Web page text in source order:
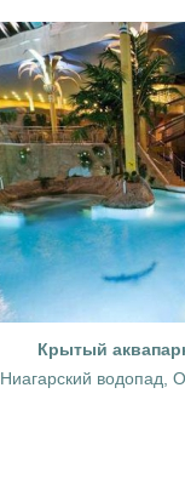
Крытый
Ниагарский водопад,